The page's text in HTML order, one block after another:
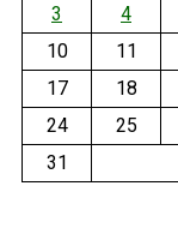
3
4
10
11
17
18
24
25
31